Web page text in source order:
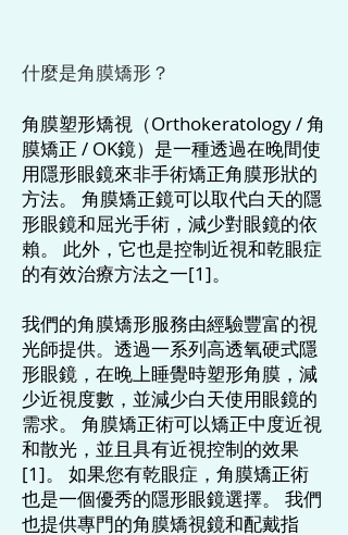
什麼是角膜矯形？
角膜塑形矯視（Orthokeratology / 角
膜矯正 / OK鏡） 是一種透過在晚間使
用隱形眼鏡來非手術矯正角膜形狀的
方法。 角膜矯正鏡可以取代白天的隱
形眼鏡和屈光手術，減少對眼鏡的依
賴。 此外，它也是控制近視和乾眼症
的有效治療方法之一[1]。
我們的角膜矯形服務由經驗豐富的視
光師提供。透過一系列高透氧硬式隱
形眼鏡，在晚上睡覺時塑形角膜，減
少近視度數，並減少白天使用眼鏡的
需求。 角膜矯正術可以矯正中度近視
和散光，並且具有近視控制的效果
[1]。 如果您有乾眼症，角膜矯正術
也是一個優秀的隱形眼鏡選擇。 我們
也提供專門的角膜矯視鏡和配戴指